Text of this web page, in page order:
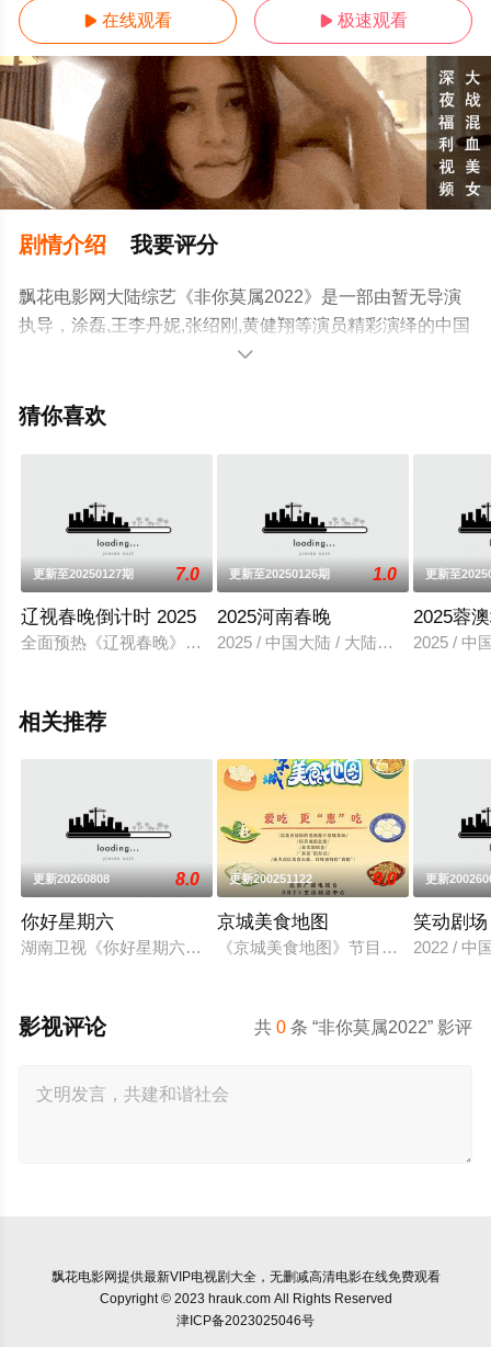
 在线观看  极速观看
剧情介绍 我要评分
飘花电影网大陆综艺《非你莫属2022》是一部由暂无导演
执导，涂磊,王李丹妮,张绍刚,黄健翔等演员精彩演绎的中国
大陆综艺，手机免费观看高清未删减完整版综艺节目就上
情网等平台了解。

猜你喜欢
更新至20250127期 7.0
辽视春晚倒计时 2025
全面预热《辽视春晚》，是腊月廿九全天十余小时的全媒体互
更新至20250126期 1.0
2025河南春晚
2025 / 中国大陆 / 大陆综艺
更新至
2025蓉
2025 / 中
相关推荐
更新20260808 8.0
你好星期六
湖南卫视《你好星期六》2022年1月1日起与你相约每周六20：
更新200251122 9.0
京城美食地图
《京城美食地图》节目组的美食侦
更新
笑动剧场
2022 / 中
共0 条 “非你莫属2022” 影评
影视评论
飘花电影网提供最新VIP电视剧大全，无删减高清电影在线免费观看
Copyright © 2023 hrauk.com All Rights Reserved
津ICP备2023025046号